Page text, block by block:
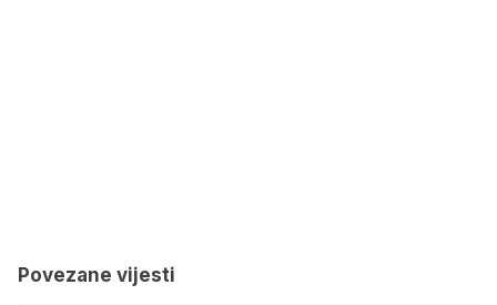
Povezane vijesti